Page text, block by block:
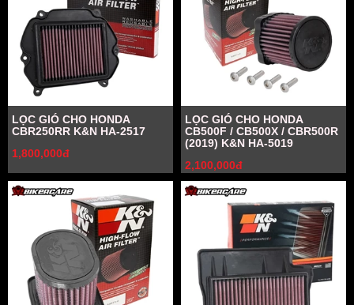
LỌC GIÓ CHO HONDA
CBR250RR K&N HA-2517
1,800,000đ
LỌC GIÓ CHO HONDA
CB500F / CB500X / CBR500R
(2019) K&N HA-5019
2,100,000đ